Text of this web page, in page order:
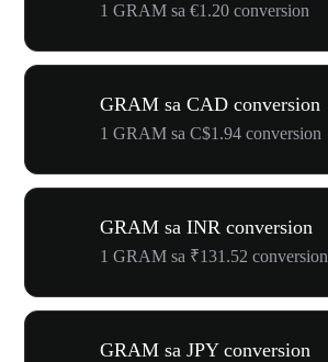
1 GRAM sa €1.20 conversion
GRAM sa CAD conversion
1 GRAM sa C$1.94 conversion
GRAM sa INR conversion
1 GRAM sa ₹131.52 conversion
GRAM sa JPY conversion